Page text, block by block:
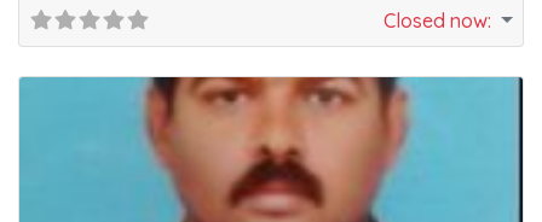
Closed now: